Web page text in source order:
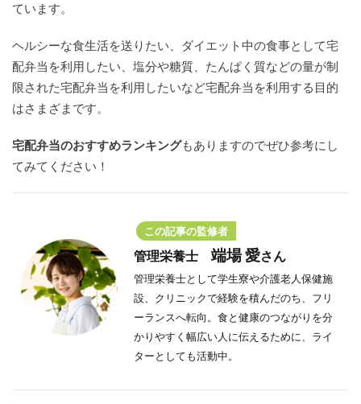
ています。
ヘルシーな食生活を送りたい、ダイエット中の食事として宅
配弁当を利用したい、塩分や糖質、たんぱく質などの量が制
限された宅配弁当を利用したいなど宅配弁当を利用する目的
はさまざまです。
宅配弁当のおすすめランキングもありますのでぜひ参考にし
てみてください！
この記事の監修者
管理栄養士 端場 愛さん
管理栄養士として学生寮や介護老人保健施
設、クリニックで経験を積んだのち、フリ
ーランスへ転向。 食と健康のつながりを分
かりやすく幅広い人に伝えるために、ライ
ターとしても活動中。